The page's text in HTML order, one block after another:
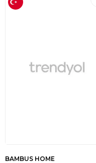
BAMBUS HOME